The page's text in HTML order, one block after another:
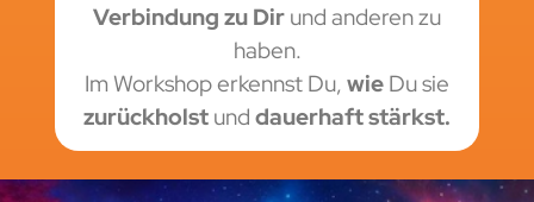
Verbindung zu Dir und anderen zu
haben.
Im Workshop erkennst Du, wie Du sie
zurückholst und dauerhaft stärkst.